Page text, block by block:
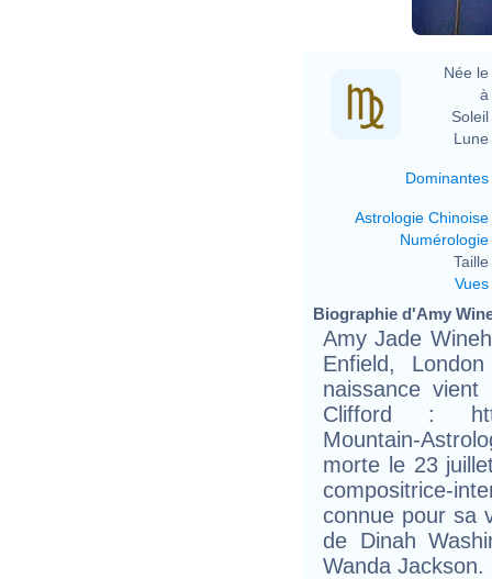
Née le
à
Soleil
Lune
Dominantes
Astrologie Chinoise
Numérologie
Taille
Vues
Biographie d'Amy
Amy Jade
Enfield,
naissance
Clifford :
Mountain-
morte le 23
compositrice-
connue pour sa
de Dinah
Wanda Jackson.